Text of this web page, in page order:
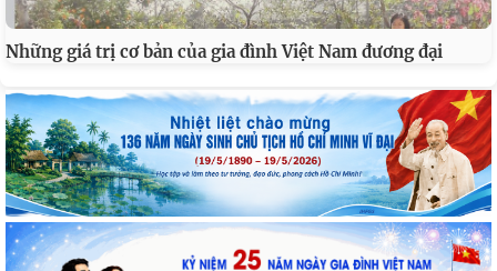
Những giá trị cơ bản của gia đình Việt Nam đương đại